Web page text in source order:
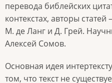
перевода библейских
контекстах, авторы
М. де Ланг и Д. Грей.
Алексей Сомов.
Основная идея
том, что текст не